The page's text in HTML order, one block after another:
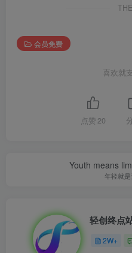
会员免费
喜欢就
点赞 20
Youth means
年轻就
轻创终点
2W+